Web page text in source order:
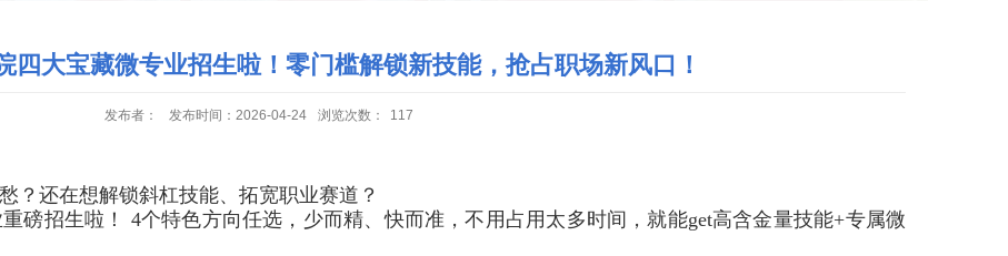
四大宝藏微专业招生啦！零门槛解锁新技能，抢占职场新风口！
发布者： 发布时间：2026-04-24 浏览次数： 117
？还在想解锁斜杠技能、拓宽职业赛道？
磅招生啦！ 4个特色方向任选，少而精、快而准，不用占用太多时间，就能get高含金量技能+专属微